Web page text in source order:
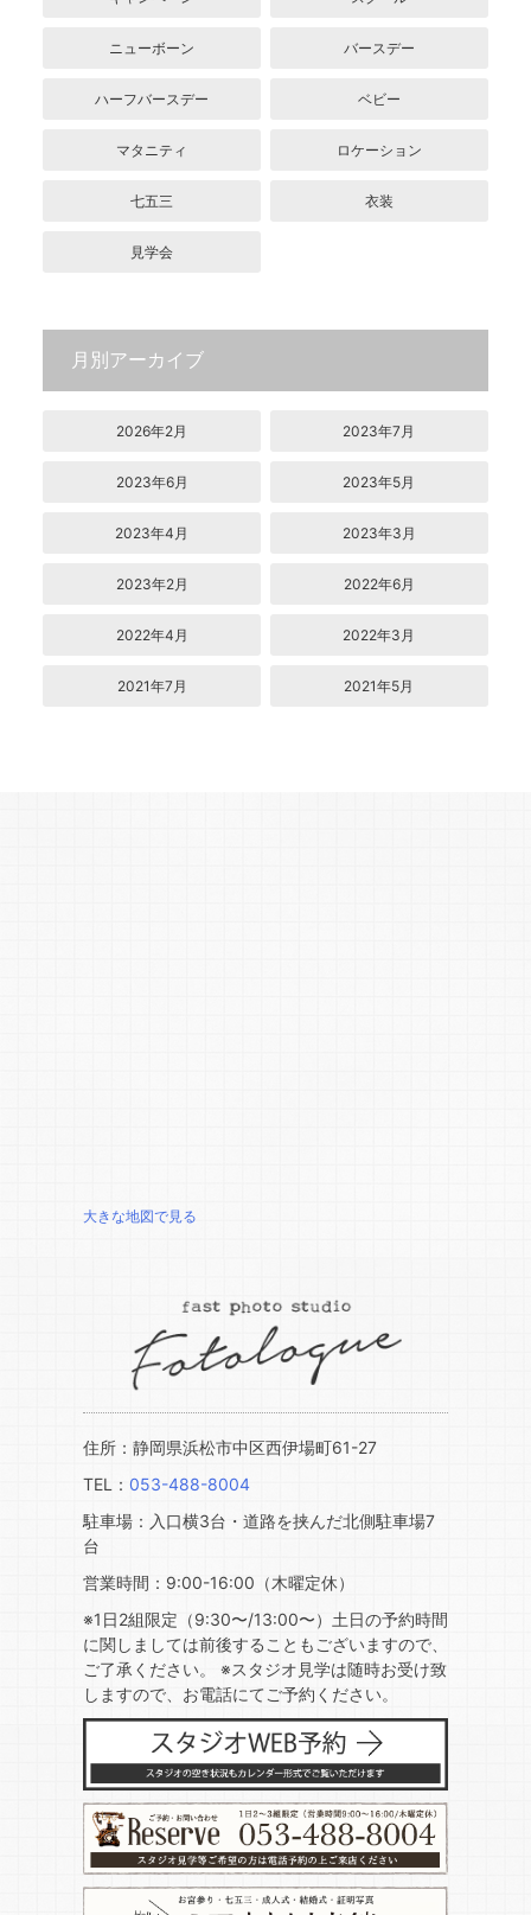
ニューボーン バースデー
ハーフバースデー ベビー
マタニティ ロケーション
七五三 衣装
見学会
月別アーカイブ
2026年2月 2023年7月
2023年6月 2023年5月
2023年4月 2023年3月
2023年2月 2022年6月
2022年4月 2022年3月
2021年7月 2021年5月
大きな地図で見る
住所：静岡県浜松市中区西伊場町61-27
TEL： 053-488-8004
駐車場：入口横3台・道路を挟んだ北側駐車場7
台
営業時間：9:00-16:00（木曜定休）
※1日2組限定（9:30〜/13:00〜）土日の予約時間
に関しましては前後することもございますので、
ご了承ください。 ※スタジオ見学は随時お受け致
しますので、お電話にてご予約ください。